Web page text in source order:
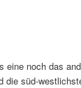
eine noch das
die süd-